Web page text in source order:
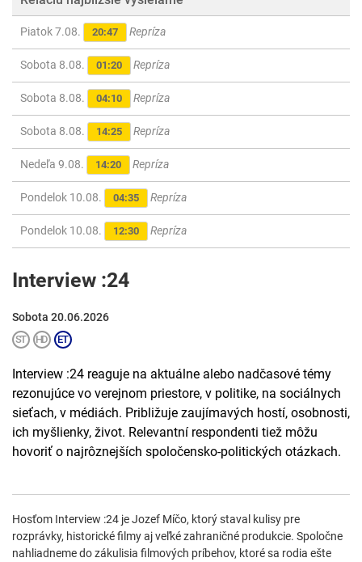
Piatok 7.08. 20:47 Repríza
Sobota 8.08. 01:20 Repríza
Sobota 8.08. 04:10 Repríza
Sobota 8.08. 14:25 Repríza
Nedeľa 9.08. 14:20 Repríza
Pondelok 10.08. 04:35 Repríza
Pondelok 10.08. 12:30 Repríza
Interview :24
Sobota 20.06.2026
Interview :24 reaguje na aktuálne alebo nadčasové témy
rezonujúce vo verejnom priestore, v politike, na sociálnych
sieťach, v médiách. Približuje zaujímavých hostí, osobnosti,
ich myšlienky, život. Relevantní respondenti tiež môžu
hovoriť o najrôznejších spoločensko-politických otázkach.
Hosťom Interview :24 je Jozef Míčo, ktorý staval kulisy pre
rozprávky, historické filmy aj veľké zahraničné produkcie. Spoločne
nahliadneme do zákulisia filmových príbehov, ktoré sa rodia ešte